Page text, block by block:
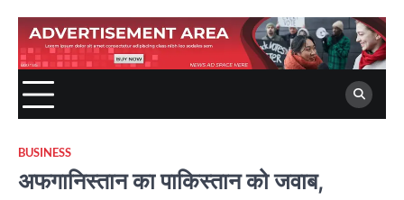
BUSINESS
अफगानिस्तान का पाकिस्तान को जवाब,